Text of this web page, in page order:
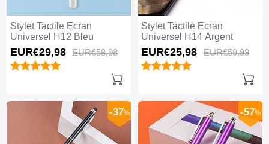
Stylet Tactile Ecran
Universel H12 Bleu
EUR€29,98 EUR€58,98
Stylet Tactile Ecran
Universel H14 Argent
EUR€25,98 EUR€59,98
-37% -57%